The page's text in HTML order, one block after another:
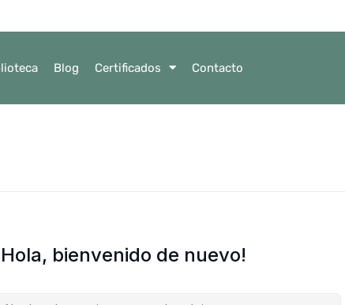
Blog Certificados Contacto
bienvenido de nuevo!